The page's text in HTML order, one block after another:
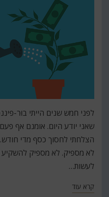
לפני חמש שנים הייתי בוּר-
שאני יודע היום. אומנם אף פעם
הצלחתי לחסוך כסף מדי
לא מספיק. לא מספיק להשקיע
לעשות…
קרא עוד